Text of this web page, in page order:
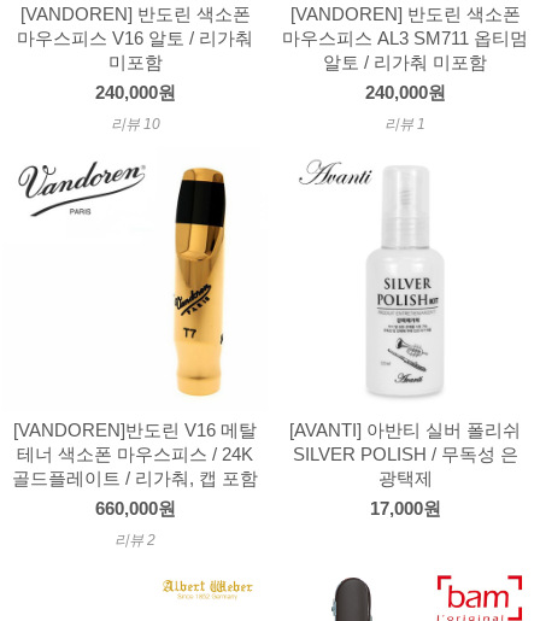
[VANDOREN] 반도린 색소폰
마우스피스 V16 알토 / 리가춰
미포함
240,000원
리뷰 10
[VANDOREN] 반도린 색소폰
마우스피스 AL3 SM711 옵티멈
알토 / 리가춰 미포함
240,000원
리뷰 1
[VANDOREN]반도린 V16 메탈
테너 색소폰 마우스피스 / 24K
골드플레이트 / 리가춰, 캡 포함
660,000원
리뷰 2
[AVANTI] 아반티 실버 폴리쉬
SILVER POLISH / 무독성 은
광택제
17,000원